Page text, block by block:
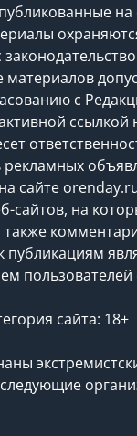
на
материалов
с
ссылкой
рекламных
сайте
сайтов, на
также
публикациям
пользователей
сайта: 18+